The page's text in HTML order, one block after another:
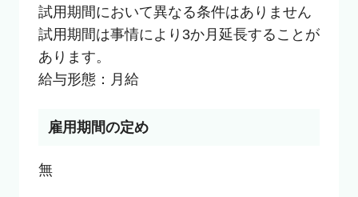
試用期間において異なる条件はありません
試用期間は事情により3か月延長することが
あります。
給与形態：月給
雇用期間の定め
無